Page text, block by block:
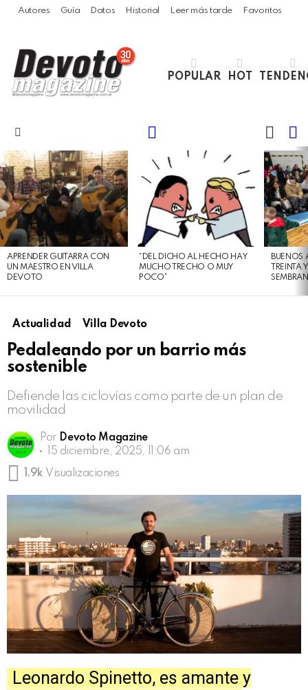
Autores Guía Datos Historial Leer más tarde Favoritos
POPULAR HOT
SKIN
LATEST
STORIES
APRENDER GUITARRA CON
UN MAESTRO EN VILLA
DEVOTO
“DEL DICHO AL HECHO HAY
MUCHO TRECHO O MUY
POCO”
BUENOS
Actualidad Villa Devoto
Pedaleando por un barrio más
sostenible
Defiende las ciclovías como parte de un plan de
movilidad
Por Devoto Magazine
15 diciembre, 2025, 11:06 am
1.9k Visualizaciones
Leonardo Spinetto, es amante y